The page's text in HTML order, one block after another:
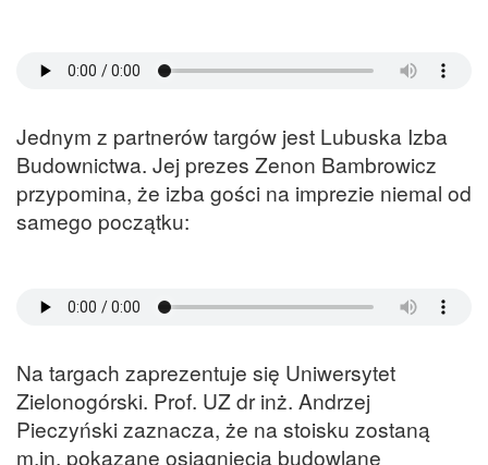
Jednym z partnerów targów jest Lubuska Izba
Budownictwa. Jej prezes Zenon Bambrowicz
przypomina, że izba gości na imprezie niemal od
samego początku:
Na targach zaprezentuje się Uniwersytet
Zielonogórski. Prof. UZ dr inż. Andrzej
Pieczyński zaznacza, że na stoisku zostaną
m.in. pokazane osiągnięcia budowlane